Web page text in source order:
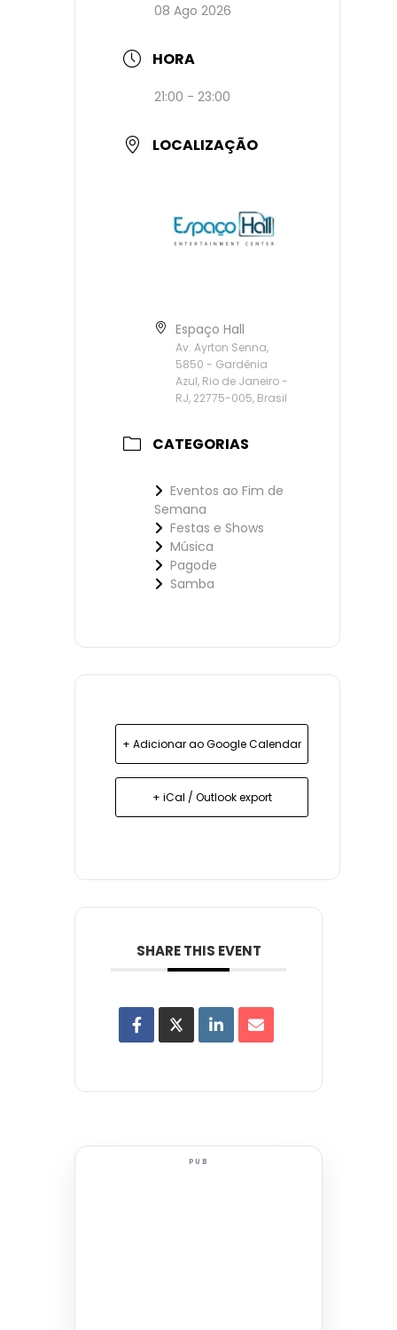
08 Ago 2026
HORA
21:00 - 23:00
LOCALIZAÇÃO
Espaço Hall
Av. Ayrton Senna,
5850 - Gardênia
Azul, Rio de Janeiro -
RJ, 22775-005, Brasil
CATEGORIAS
Eventos ao Fim de
Semana
Festas e Shows
Música
Pagode
Samba
+ Adicionar ao Google Calendar
+ iCal / Outlook export
SHARE THIS EVENT
PUB